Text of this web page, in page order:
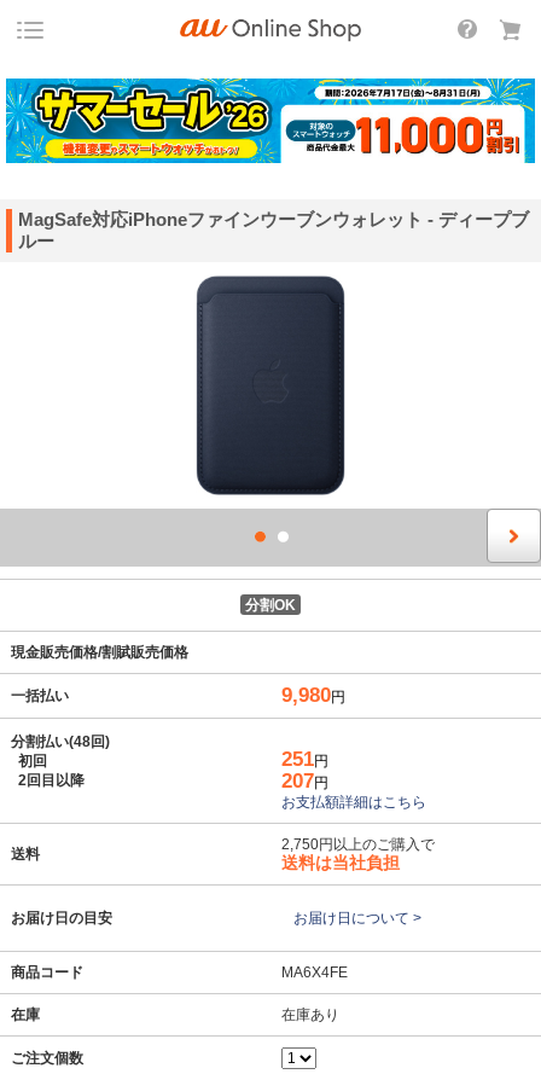
MagSafe対応iPhoneファインウーブンウォレット - ディープブ
ルー
分割OK
現金販売価格/割賦販売価格
一括払い 9,980円
分割払い(48回)
初回
2回目以降
251円
207円
お支払額詳細はこちら
送料
2,750円以上のご購入で
送料は当社負担
お届け日の目安 お届け日について >
商品コード MA6X4FE
在庫 在庫あり
ご注文個数